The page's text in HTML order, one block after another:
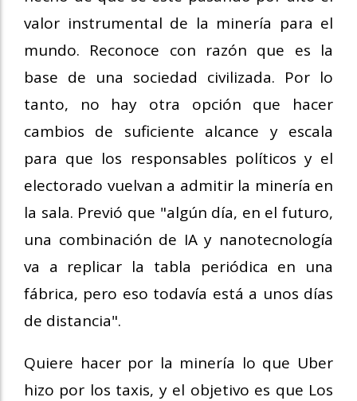
valor instrumental de la minería para el
mundo. Reconoce con razón que es la
base de una sociedad civilizada. Por lo
tanto, no hay otra opción que hacer
cambios de suficiente alcance y escala
para que los responsables políticos y el
electorado vuelvan a admitir la minería en
la sala. Previó que "algún día, en el futuro,
una combinación de IA y nanotecnología
va a replicar la tabla periódica en una
fábrica, pero eso todavía está a unos días
de distancia".
Quiere hacer por la minería lo que Uber
hizo por los taxis, y el objetivo es que Los